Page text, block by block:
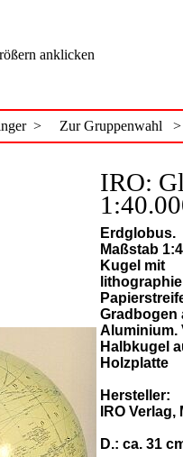
anklicken
> Zur Gruppenwahl >
IRO:
Erdglobus.
Maßstab
Kugel mit
Gradbogen
Aluminium.
Halbkugel
Holzplatte
Hersteller:
IRO
D.: ca. 31